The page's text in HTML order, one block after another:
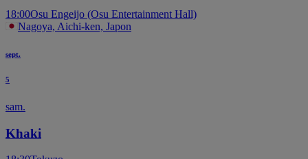
18:00Osu Engeijo (Osu Entertainment Hall)
Nagoya, Aichi-ken, Japon
sept.
5
sam.
Khaki